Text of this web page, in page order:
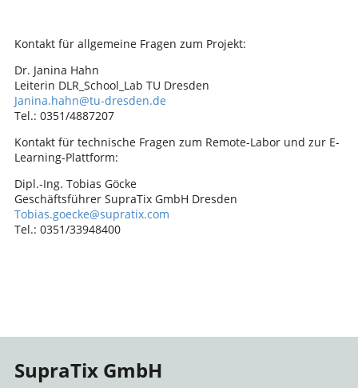
Kontakt für allgemeine Fragen zum Projekt:
Dr. Janina Hahn
Leiterin DLR_School_Lab TU Dresden
Janina.hahn@tu-dresden.de
Tel.: 0351/4887207
Kontakt für technische Fragen zum Remote-Labor und zur E-
Learning-Plattform:
Dipl.-Ing. Tobias Göcke
Geschäftsführer SupraTix GmbH Dresden
Tobias.goecke@supratix.com
Tel.: 0351/33948400
SupraTix GmbH